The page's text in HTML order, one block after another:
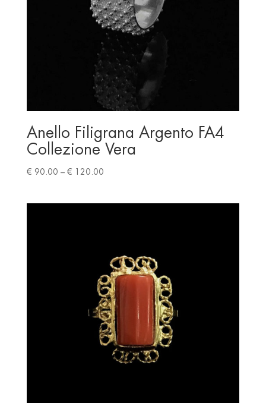
Anello Filigrana Argento FA4
Collezione Vera
€ 90.00 – € 120.00Price